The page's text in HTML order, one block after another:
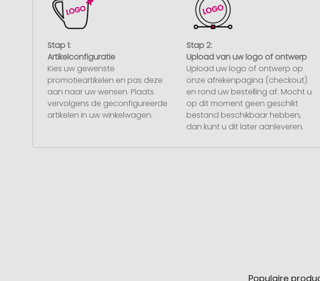
Stap 1:
Artikelconfiguratie
Kies uw gewenste
promotieartikelen en pas deze
aan naar uw wensen. Plaats
vervolgens de geconfigureerde
artikelen in uw winkelwagen.
Stap 2:
Upload van uw logo of ontwerp
Upload uw logo of ontwerp op
onze afrekenpagina (checkout)
en rond uw bestelling af. Mocht u
op dit moment geen geschikt
bestand beschikbaar hebben,
dan kunt u dit later aanleveren.
Populaire